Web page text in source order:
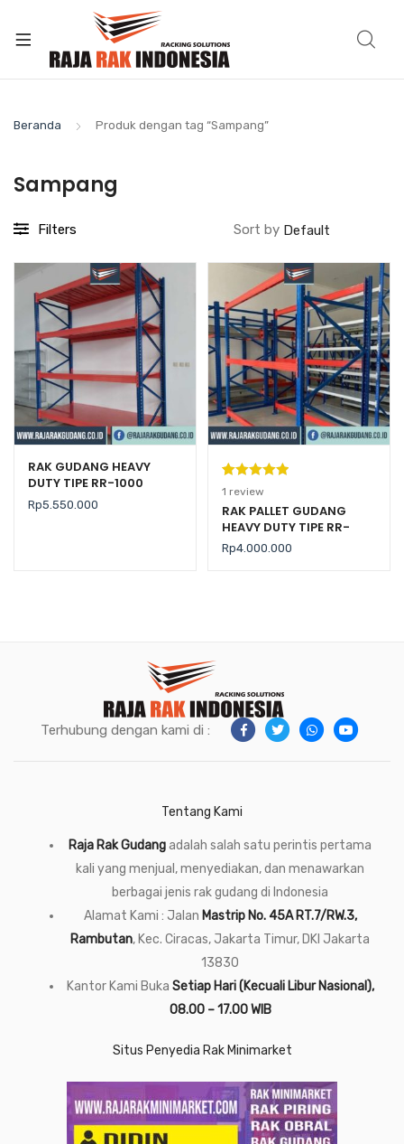
Beranda Produk dengan tag “Sampang”
Sampang
Filters Sort by
RAK GUDANG HEAVY
DUTY TIPE RR-1000
Rp5.550.000
Peringkat
5.00dari 5
berdasarka
n
1
penilaian
1 review
RAK PALLET GUDANG
HEAVY DUTY TIPE RR-
2000 KAPASITAS 2 TON /
LEVEL
Rp4.000.000
Terhubung dengan kami di :
Tentang Kami
Raja Rak Gudangadalah salah satu perintis pertama
kali yang menjual, menyediakan, dan menawarkan
berbagai jenis rak gudang di Indonesia
Alamat Kami : Jalan Mastrip No. 45A RT.7/RW.3,
Rambutan, Kec. Ciracas, Jakarta Timur, DKI Jakarta
13830
Kantor Kami Buka Setiap Hari (Kecuali Libur Nasional),
08.00 – 17.00 WIB
Situs Penyedia Rak Minimarket